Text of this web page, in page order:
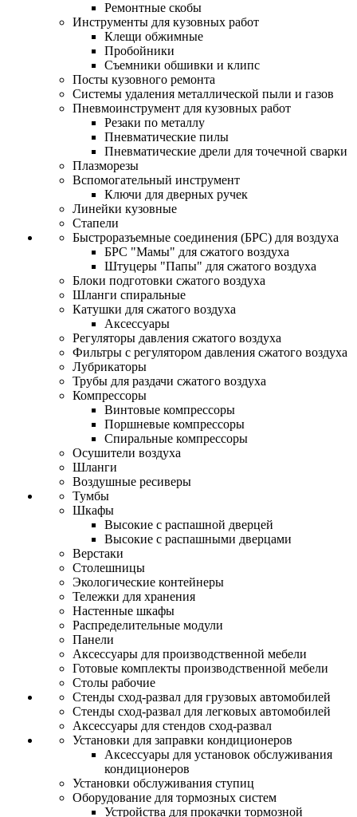
Ремонтные скобы
Инструменты для кузовных работ
Клещи обжимные
Пробойники
Съемники обшивки и клипс
Посты кузовного ремонта
Системы удаления металлической пыли и газов
Пневмоинструмент для кузовных работ
Резаки по металлу
Пневматические пилы
Пневматические дрели для точечной сварки
Плазморезы
Вспомогательный инструмент
Ключи для дверных ручек
Линейки кузовные
Стапели
Быстроразъемные соединения (БРС) для воздуха
БРС "Мамы" для сжатого воздуха
Штуцеры "Папы" для сжатого воздуха
Блоки подготовки сжатого воздуха
Шланги спиральные
Катушки для сжатого воздуха
Аксессуары
Регуляторы давления сжатого воздуха
Фильтры с регулятором давления сжатого воздуха
Лубрикаторы
Трубы для раздачи сжатого воздуха
Компрессоры
Винтовые компрессоры
Поршневые компрессоры
Спиральные компрессоры
Осушители воздуха
Шланги
Воздушные ресиверы
Тумбы
Шкафы
Высокие с распашной дверцей
Высокие с распашными дверцами
Верстаки
Столешницы
Экологические контейнеры
Тележки для хранения
Настенные шкафы
Распределительные модули
Панели
Аксессуары для производственной мебели
Готовые комплекты производственной мебели
Столы рабочие
Стенды сход-развал для грузовых автомобилей
Стенды сход-развал для легковых автомобилей
Аксессуары для стендов сход-развал
Установки для заправки кондиционеров
Аксессуары для установок обслуживания
кондиционеров
Установки обслуживания ступиц
Оборудование для тормозных систем
Устройства для прокачки тормозной